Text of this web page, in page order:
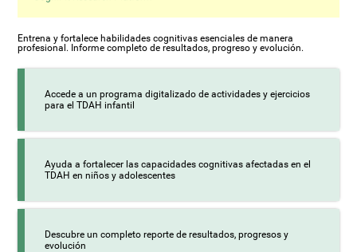
Entrena y fortalece habilidades cognitivas esenciales de manera
profesional. Informe completo de resultados, progreso y evolución.
Accede a un programa digitalizado de actividades y ejercicios
para el TDAH infantil
Ayuda a fortalecer las capacidades cognitivas afectadas en el
TDAH en niños y adolescentes
Descubre un completo reporte de resultados, progresos y
evolución